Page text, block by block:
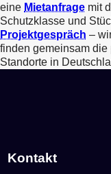
eine Mietanfrage mit
Schutzklasse und
Projektgespräch –
finden gemeinsam
Standorte in
Kontakt